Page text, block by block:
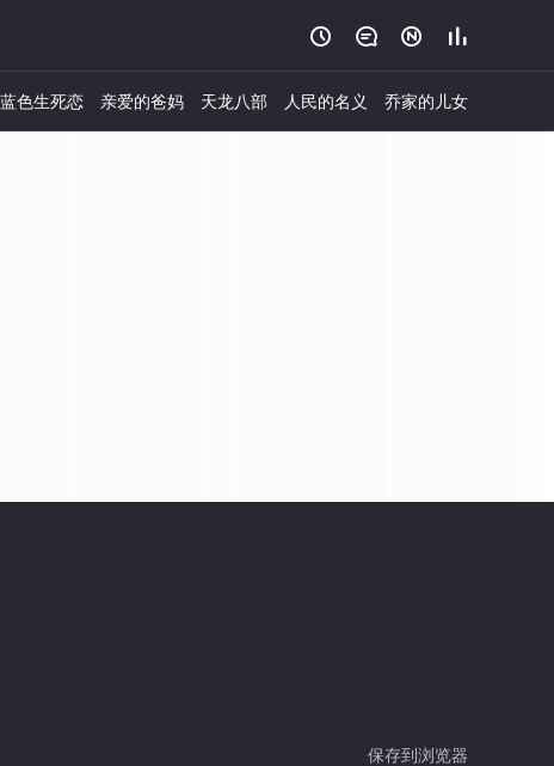
   
蓝色生死恋 亲爱的爸妈 天龙八部 人民的名义 乔家的儿女
保存到浏览器